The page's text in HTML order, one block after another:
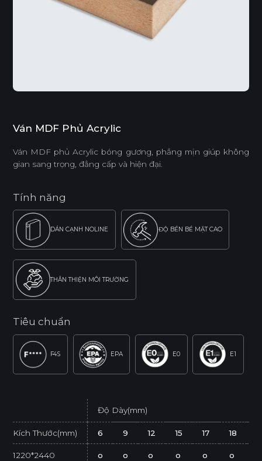
Ván MDF Phủ Acrylic
Ván MDF phủ Acrylic bóng gương, phẳng mịn giúp không
gian sang trọng, đẳng cấp và hiện đại.
Tính năng
DÁN CẠNH NOLINE ĐỘ BỀN BỀ MẶT CAO
THÂN THIỆN MÔI TRƯỜNG
Tiêu chuẩn
F4S EPA E0 E1
Độ Dày(mm)
Kích Thước(mm) 6 9 12 15 17 18
1220*2440 o o o o o o